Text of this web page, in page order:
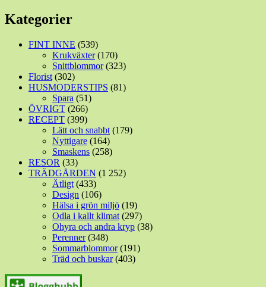
Kategorier
FINT INNE (539)
Krukväxter(170)
Snittblommor(323)
Florist (302)
HUSMODERSTIPS (81)
Spara (51)
ÖVRIGT (266)
RECEPT (399)
Lätt och snabbt (179)
Nyttigare (164)
Smaskens (258)
RESOR (33)
TRÄDGÅRDEN (1 252)
Ätligt (433)
Design (106)
Hälsa i grön miljö (19)
Odla i kallt klimat (297)
Ohyra och andra kryp (38)
Perenner(348)
Sommarblommor(191)
Träd och buskar(403)